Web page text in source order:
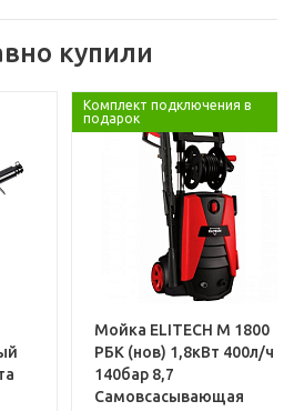
купили
Комплект подключения в
подарок
Мойка ELITECH М 1800
РБК (нов) 1,8кВт 400л/ч
140бар 8,7
Самовсасывающая